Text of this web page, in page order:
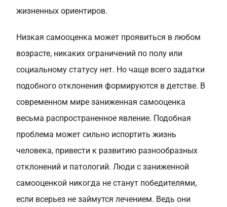
жизненных ориентиров.
Низкая самооценка может проявиться в любом
возрасте, никаких ограничений по полу или
социальному статусу нет. Но чаще всего задатки
подобного отклонения формируются в детстве. В
современном мире заниженная самооценка
весьма распространенное явление. Подобная
проблема может сильно испортить жизнь
человека, привести к развитию разнообразных
отклонений и патологий. Люди с заниженной
самооценкой никогда не станут победителями,
если всерьез не займутся лечением. Ведь они